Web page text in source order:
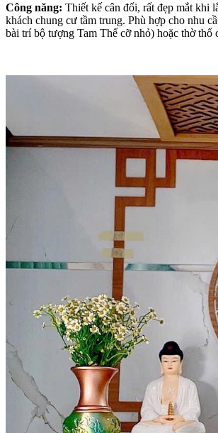
Công năng: Thiết kế cân đối, rất đẹp mắt khi
khách chung cư tầm trung. Phù hợp cho nhu
bài trí bộ tượng Tam Thế cỡ nhỏ) hoặc thờ thổ